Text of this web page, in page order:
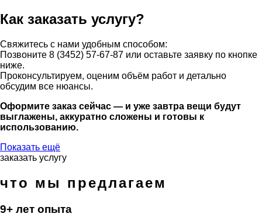
Как заказать услугу?
Свяжитесь с нами удобным способом:
Позвоните 8 (3452) 57-67-87 или оставьте заявку по кнопке
ниже.
Проконсультируем, оценим объём работ и детально
обсудим все нюансы.
Оформите заказ сейчас — и уже завтра вещи будут
выглажены, аккуратно сложены и готовы к
использованию.
Показать ещё
заказать услугу
что мы предлагаем
9+ лет опыта